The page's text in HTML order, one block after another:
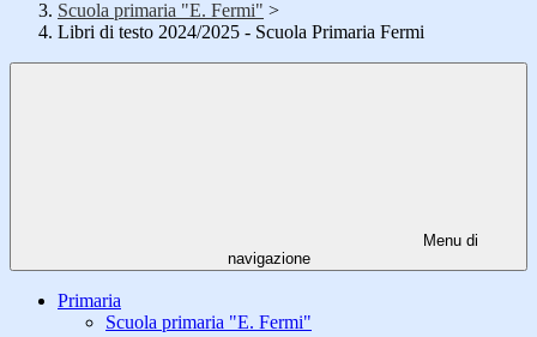
Scuola primaria "E. Fermi" >
Libri di testo 2024/2025 - Scuola Primaria Fermi
Menu di
navigazione
Primaria
Scuola primaria "E. Fermi"